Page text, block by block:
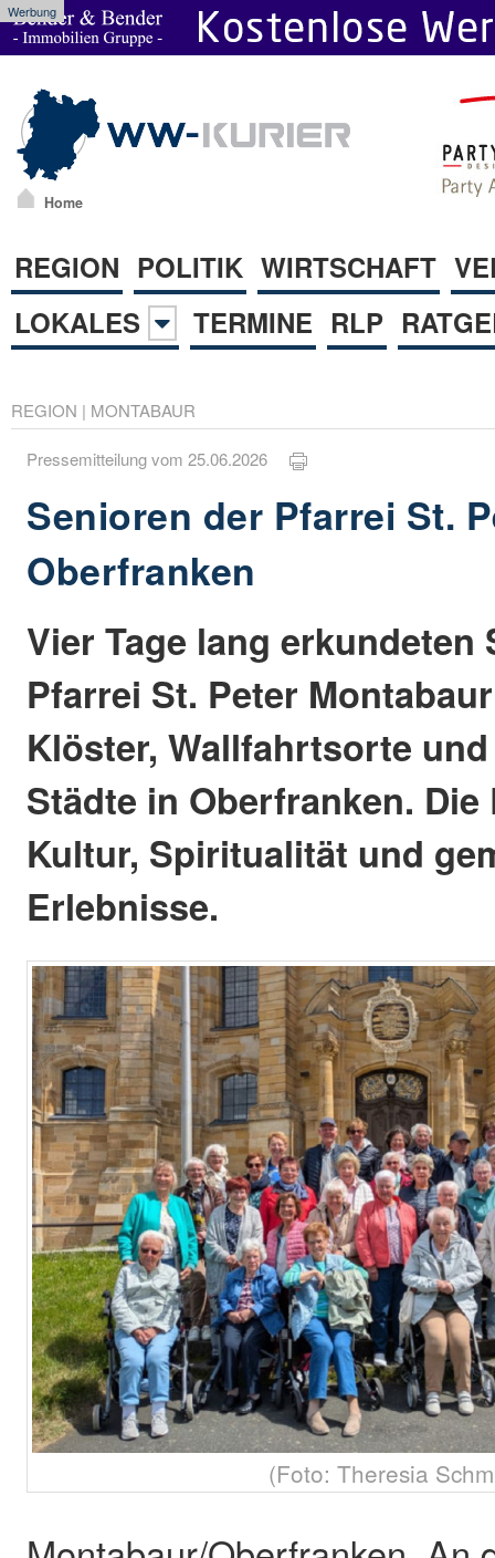
Werbung
Home
REGION POLITIK WIRTSCHAFT
LOKALES
TERMINE RLP
REGION | MONTABAUR
Pressemitteilung vom 25.06.2026
Senioren der Pfarrei St.
Oberfranken
Vier Tage lang erkundeten
Pfarrei St. Peter
Klöster, Wallfahrtsorte
Städte in Oberfranken. Die
Kultur, Spiritualität und
Erlebnisse.
(Foto: Theresia